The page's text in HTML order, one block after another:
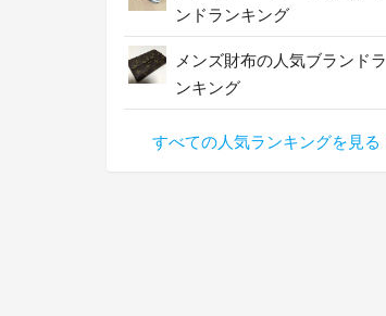
ンドランキング
メンズ財布の人気ブランドラ
ンキング
すべての人気ランキングを見る